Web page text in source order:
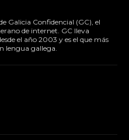
Galicia Confidencial (GC), el
de internet. GC lleva
el año 2003 y es el que más
lengua gallega.